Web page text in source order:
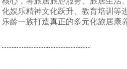
化娱乐精神文化跃升、教育培训等
乐龄一族打造真正的多元化旅居康